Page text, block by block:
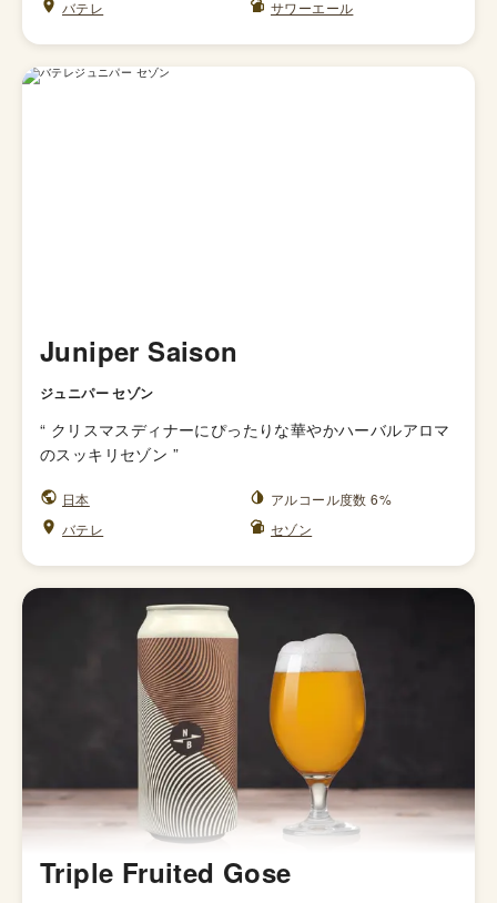
バテレ サワーエール
Juniper Saison
ジュニパー セゾン
“ クリスマスディナーにぴったりな華やかハーバルアロマ
のスッキリセゾン ”
日本
アルコール度数 6%
バテレ
セゾン
Triple Fruited Gose